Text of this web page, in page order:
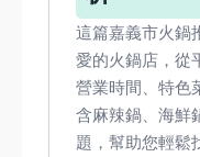
這篇嘉義市火鍋
愛的火鍋店，從
營業時間、特色
含麻辣鍋、海鮮
題，幫助您輕鬆